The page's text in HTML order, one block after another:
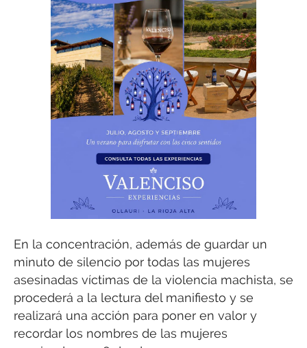
En la concentración, además de guardar un
minuto de silencio por todas las mujeres
asesinadas víctimas de la violencia machista, se
procederá a la lectura del manifiesto y se
realizará una acción para poner en valor y
recordar los nombres de las mujeres